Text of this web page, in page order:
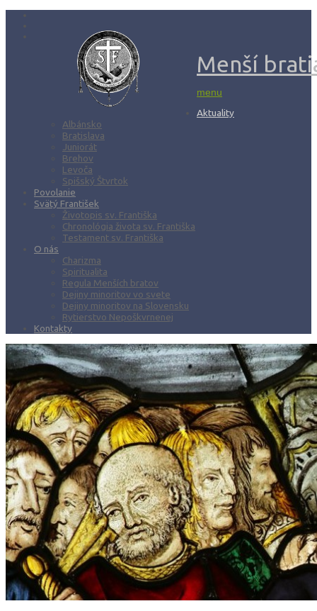
Menší
menu
Aktuality
Albánsko
Bratislava
Juniorát
Brehov
Levoča
Spišský Štvrtok
Povolanie
Svätý František
Životopis sv. Františka
Chronológia života sv. Františka
Testament sv. Františka
O nás
Charizma
Spiritualita
Regula Menších bratov
Dejiny minoritov vo svete
Dejiny minoritov na Slovensku
Rytierstvo Nepoškvrnenej
Kontakty